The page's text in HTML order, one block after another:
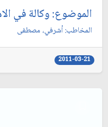
الموضوع: وكالة في
المخاطب: أشرفي، مصطفى‏
2011-03-21